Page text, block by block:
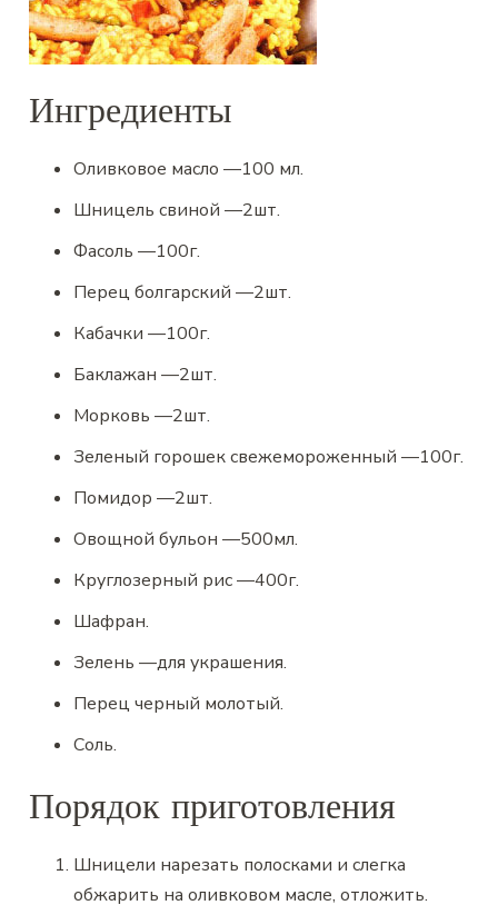
Ингредиенты
Оливковое масло —100 мл.
Шницель свиной —2шт.
Фасоль —100г.
Перец болгарский —2шт.
Кабачки —100г.
Баклажан —2шт.
Морковь —2шт.
Зеленый горошек свежемороженный —100г.
Помидор —2шт.
Овощной бульон —500мл.
Круглозерный рис—400г.
Шафран.
Зелень —для украшения.
Перец черный молотый.
Соль.
Порядок приготовления
Шницели нарезать полосками и слегка
обжарить на оливковом масле, отложить.